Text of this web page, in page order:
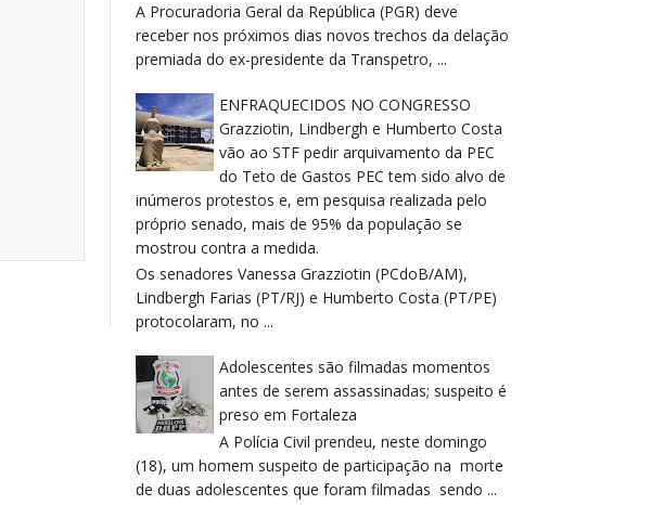
A Procuradoria Geral da República (PGR) deve
receber nos próximos dias novos trechos da delação
premiada do ex-presidente da Transpetro, ...
ENFRAQUECIDOS NO CONGRESSO
Grazziotin, Lindbergh e Humberto Costa
vão ao STF pedir arquivamento da PEC
do Teto de Gastos PEC tem sido alvo de
inúmeros protestos e, em pesquisa realizada pelo
próprio senado, mais de 95% da população se
mostrou contra a medida.
Os senadores Vanessa Grazziotin (PCdoB/AM),
Lindbergh Farias (PT/RJ) e Humberto Costa (PT/PE)
protocolaram, no ...
Adolescentes são filmadas momentos
antes de serem assassinadas; suspeito é
preso em Fortaleza
A Polícia Civil prendeu, neste domingo
(18), um homem suspeito de participação na morte
de duas adolescentes que foram filmadas sendo ...